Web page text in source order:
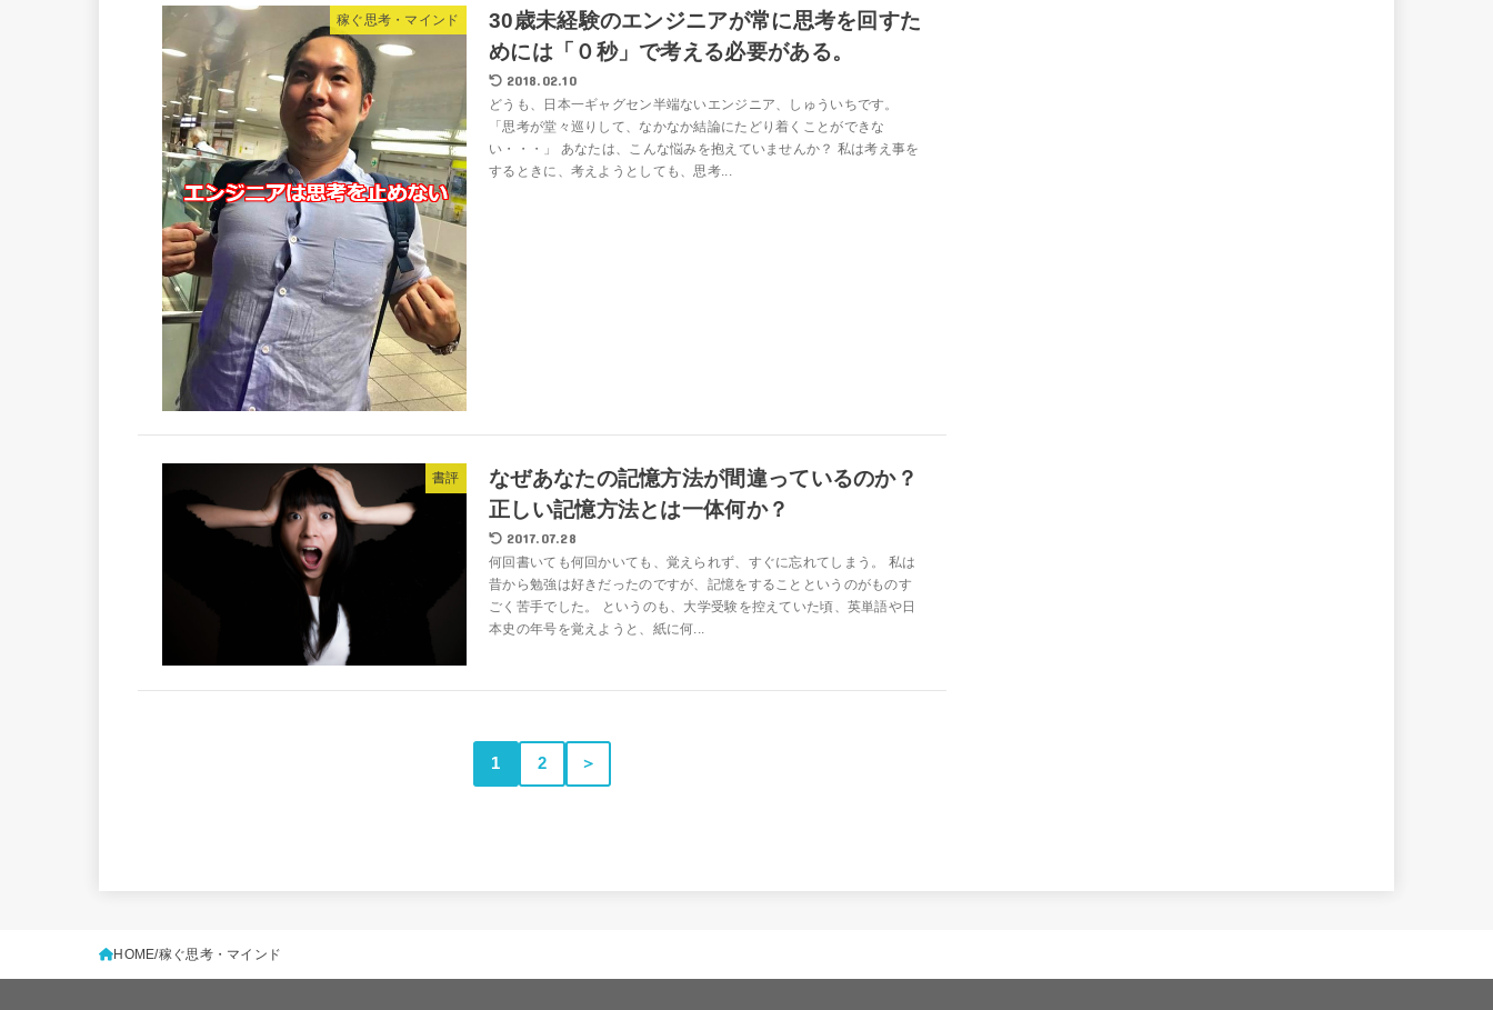
稼ぐ思考・マインド
30歳未経験のエンジニアが常に思考を回すた
めには「０秒」で考える必要がある。
2018.02.10
どうも、日本一ギャグセン半端ないエンジニア、しゅういちです。
「思考が堂々巡りして、なかなか結論にたどり着くことができな
い・・・」 あなたは、こんな悩みを抱えていませんか？ 私は考え事を
するときに、考えようとしても、思考...
書評
なぜあなたの記憶方法が間違っているのか？
正しい記憶方法とは一体何か？
2017.07.28
何回書いても何回かいても、覚えられず、すぐに忘れてしまう。 私は
昔から勉強は好きだったのですが、記憶をすることというのがものす
ごく苦手でした。 というのも、大学受験を控えていた頃、英単語や日
本史の年号を覚えようと、紙に何...
1 2 ＞
HOME 稼ぐ思考・マインド